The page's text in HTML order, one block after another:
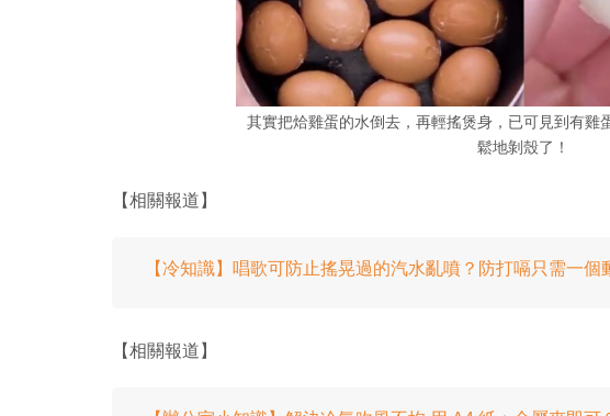
其實把烚雞蛋的水倒去，再輕搖煲身，已可見到有雞
鬆地剝殼了！
【相關報道】
【冷知識】唱歌可防止搖晃過的汽水亂噴？防打嗝只需一個
【相關報道】